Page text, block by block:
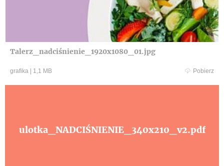
Talerz_nadciśnienie_1920x1080_01.jpg
grafika 1,1 MB Pobierz
ulotka_NADCIŚNIENIE_340x210_v2.pdf